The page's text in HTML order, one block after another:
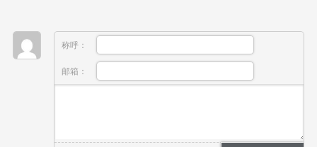
称呼：
邮箱：